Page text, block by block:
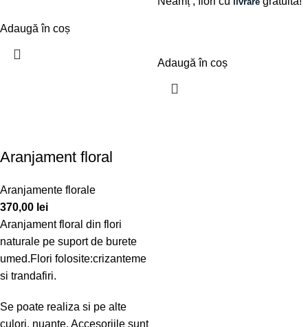
Adaugă în coș
Adaugă în coș
Aranjament floral
Aranjamente florale
370,00 lei
Aranjament floral din flori
naturale pe suport de burete
umed.Flori folosite:crizanteme
si trandafiri.
Se poate realiza si pe alte
culori, nuante. Accesoriile sunt